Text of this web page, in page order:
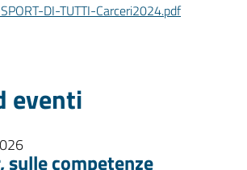
DI-TUTTI-Carceri2024.pdf
eventi
sulle competenze